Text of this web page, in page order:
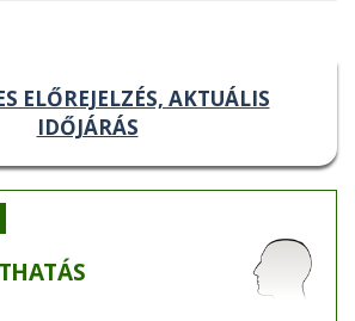
ELŐREJELZÉS, AKTUÁLIS
IDŐJÁRÁS